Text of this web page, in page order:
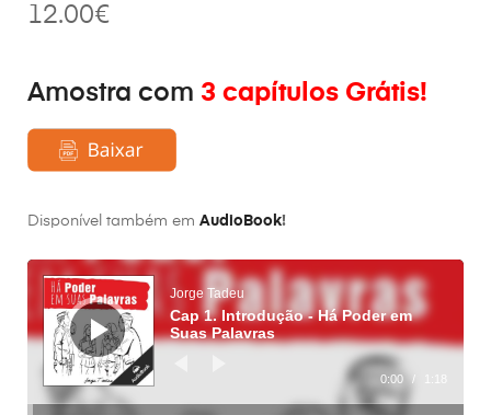
12.00€
Amostra com 3 capítulos Grátis!
Disponível também em AudioBook!
Аудиоплеер
Jorge Tadeu
Cap 1. Introdução - Há Poder em
Suas Palavras
0:00 / 1:18